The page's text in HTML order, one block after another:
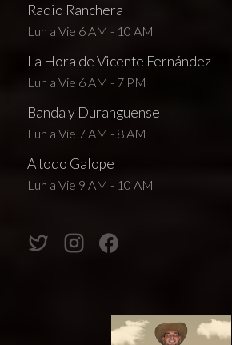
Radio Ranchera
Lun a Vie 6 AM - 10 AM
La Hora de Vicente Fernández
Lun a Vie 6 AM - 7 PM
Banda y Duranguense
Lun a Vie 7 AM - 8 AM
A todo Galope
Lun a Vie 9 AM - 10 AM